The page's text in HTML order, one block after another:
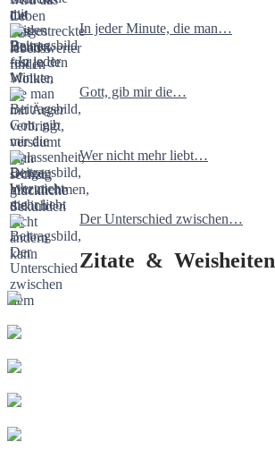
In jeder Minute, die man…
Gott, gib mir die…
Wer nicht mehr liebt…
Der Unterschied zwischen…
Zitate & Weisheiten